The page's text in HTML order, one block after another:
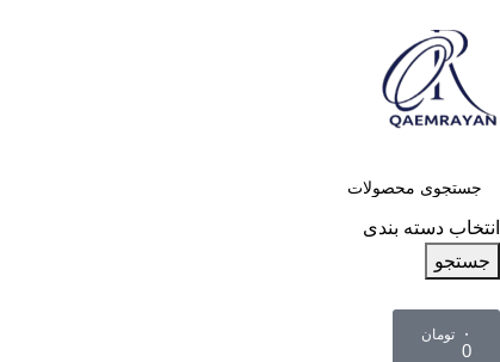
انتخاب دسته بندی
جستجو
۰ تومان
0